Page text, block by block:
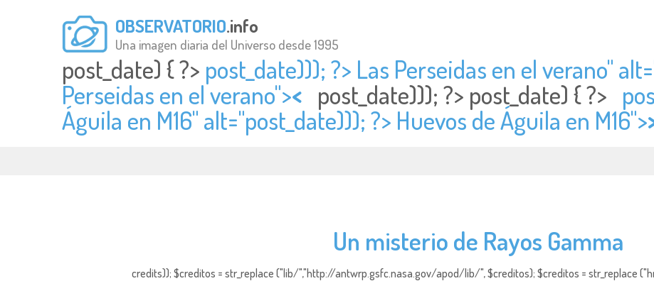
OBSERVATORIO.info
Una imagen diaria del Universo desde 1995
post_date) { ?> post_date))); ?> Las Perseidas en el verano"
Perseidas en el verano">< post_date))); ?> post_date) { ?>
Águila en M16" alt="post_date))); ?> Huevos de Águila en M16">
Un misterio de Rayos Gamma
credits)); $creditos = str_replace ("lib/","http://antwrp.gsfc.nasa.gov/apod/lib/", $creditos); $creditos = str_replace